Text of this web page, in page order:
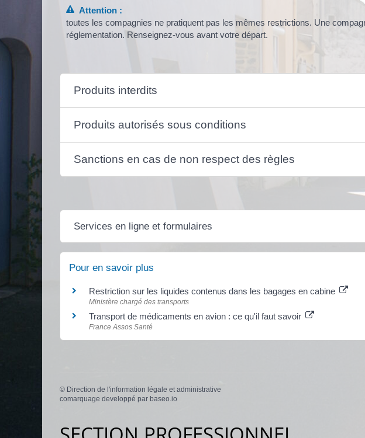
Attention :
toutes les compagnies ne pratiquent pas les mêmes restrictions. Une
réglementation. Renseignez-vous avant votre départ.
Produits interdits
Produits autorisés sous conditions
Sanctions en cas de non respect des règles
Services en ligne et formulaires
Pour en savoir plus
Restriction sur les liquides contenus dans les bagages en cabine
Ministère chargé des transports
Transport de médicaments en avion : ce qu'il faut savoir
France Assos Santé
© Direction de l'information légale et administrative
comarquage developpé par baseo.io